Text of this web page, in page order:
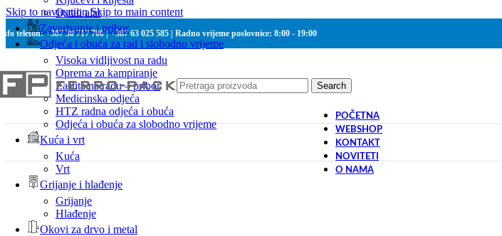
Skip to navigationSkip to main content
telefon: +387 30 717 700 | +387 63 025 585 | Radno vrijeme poslovnice: 8:00 - 19:00
Search
Ostali alat
Zavarivanje i pribor
Odjeća i obuća za rad i slobodno vrijeme
Visoka vidljivost na radu
Oprema za kampiranje
Zaštita na radu – pribor
Medicinska odjeća
HTZ radna odjeća i obuća
Odjeća i obuća za slobodno vrijeme
Kuća i vrt
Kuća
Vrt
Grijanje i hlađenje
Grijanje
Hlađenje
Okovi za drvo i metal
POČETNA
WEBSHOP
KONTAKT
NOVITETI
O NAMA